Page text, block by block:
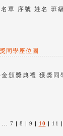
單 序號 姓名
同學座位圖
頒獎典禮 獲獎
7 | 8 | 9 | 10 | 11 |